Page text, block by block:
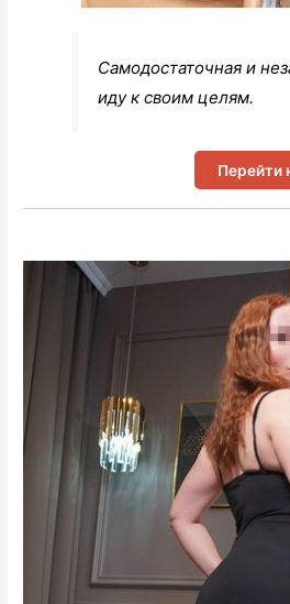
Самодостаточная и
иду к своим целям.
Перейти